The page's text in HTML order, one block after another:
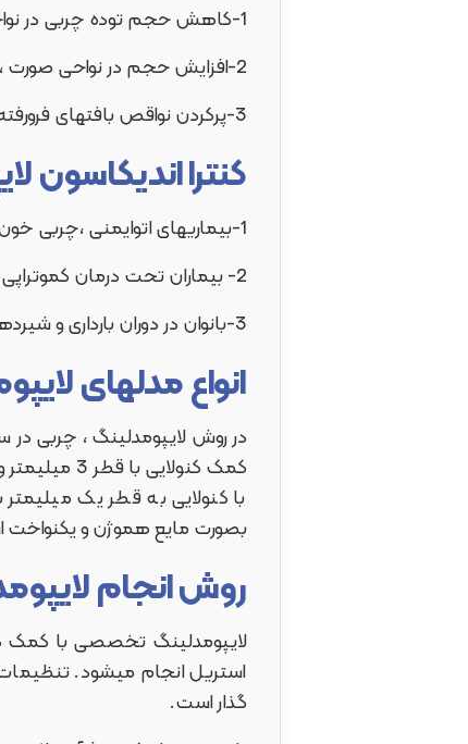
1-کاهش حجم توده چربی در نواحی شکم ، پهلوها و رانها
2-افزایش حجم در نواحی صورت ، سینه ها و باسن
3-پرکردن نواقص بافتهای فرورفته بدن
کنترا اندیکاسون
1-بیماریهای اتوایمنی ،چربی خون ، بیماریهای زمینه ای
2- بیماران تحت درمان کموتراپی و داروهای خاص
3-بانوان در دوران بارداری و شیردهی
انواع مدلهای
در روش لایپومدلینگ ، چربی در
کمک کنولایی با قطر 3 میلیمتر و در حجم بالای چربی
با کنولایی به قطر یک
بصورت مایع هموژن و یکنواخت
روش انجام
لایپومدلینگ تخصصی با
استریل انجام میشود. تنظیمات
گذار است.